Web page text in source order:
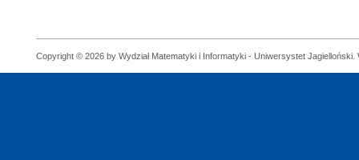
Copyright © 2026 by Wydział Matematyki i Informatyki - Uniwersystet